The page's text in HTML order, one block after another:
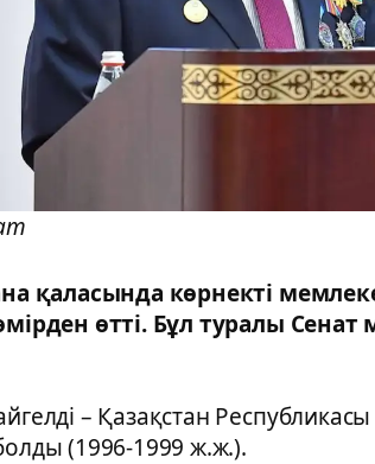
қаласында көрнекті
өтті. Бұл туралы
– Қазақстан
(1996-1999 ж.ж.).